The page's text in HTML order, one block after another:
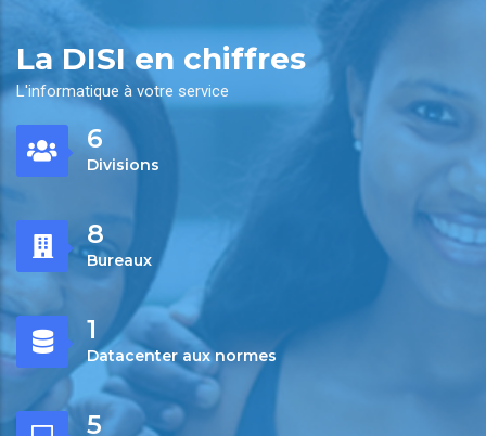
La DISI en chiffres
L'informatique à votre service
7
Divisions
10
Bureaux
1
Datacenter aux normes
7